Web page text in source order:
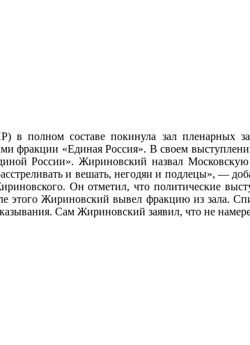
полном составе покинула зал пленарных
фракции «Единая Россия». В своем
России». Жириновский назвал
и вешать, негодяи и подлецы», —
Он отметил, что политические
этого Жириновский вывел фракцию из зала.
Сам Жириновский заявил, что не